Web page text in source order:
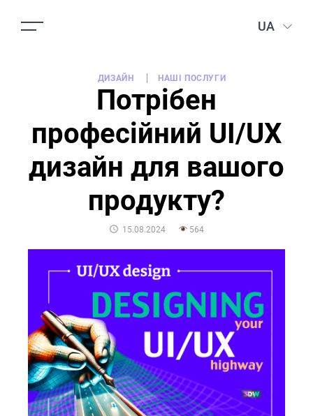
UA
ДИЗАЙН НАШІ ПОСЛУГИ
Потрібен
професійний UI/UX
дизайн для вашого
продукту?
POSTED
15.08.2024 564